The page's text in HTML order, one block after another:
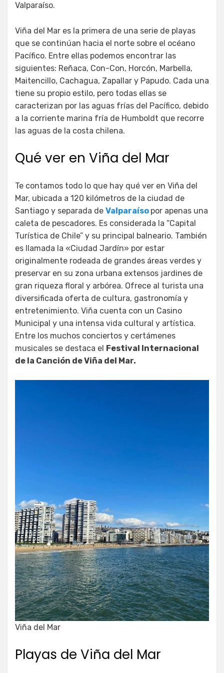
Valparaíso.
Viña del Mar es la primera de una serie de playas
que se continúan hacia el norte sobre el océano
Pacífico. Entre ellas podemos encontrar las
siguientes: Reñaca, Con-Con, Horcón, Marbella,
Maitencillo, Cachagua, Zapallar y Papudo. Cada una
tiene su propio estilo, pero todas ellas se
caracterizan por las aguas frías del Pacífico, debido
a la corriente marina fría de Humboldt que recorre
las aguas de la costa chilena.
Qué ver en Viña del Mar
Te contamos todo lo que hay qué ver en Viña del
Mar, ubicada a 120 kilómetros de la ciudad de
Santiago y separada de Valparaíso por apenas una
caleta de pescadores. Es considerada la “Capital
Turística de Chile” y su principal balneario. También
es llamada la «Ciudad Jardín» por estar
originalmente rodeada de grandes áreas verdes y
preservar en su zona urbana extensos jardines de
gran riqueza floral y arbórea. Ofrece al turista una
diversificada oferta de cultura, gastronomía y
entretenimiento. Viña cuenta con un Casino
Municipal y una intensa vida cultural y artística.
Entre los muchos conciertos y certámenes
musicales se destaca el Festival Internacional
de la Canción de Viña del Mar.
Viña del Mar
Playas de Viña del Mar